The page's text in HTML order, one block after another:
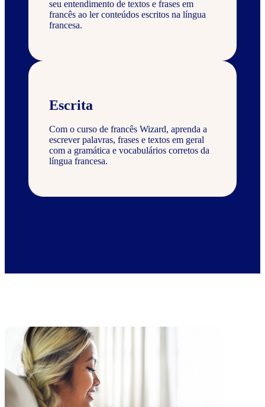
seu entendimento de textos e frases em
francês ao ler conteúdos escritos na língua
francesa.
Escrita
Com o curso de francês Wizard, aprenda a
escrever palavras, frases e textos em geral
com a gramática e vocabulários corretos da
língua francesa.